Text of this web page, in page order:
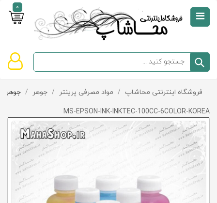
0
صفحه
دسته‌بندی
تخفیف‌ها
و
پیشنهادها
تماس
سبد
خالی
است
فروشگاه اینترنتی محاشاپ / مواد مصرفی پرینتر / جوهر / جوهر Epson
MS-EPSON-INK-INKTEC-100CC-6COLOR-KOREA